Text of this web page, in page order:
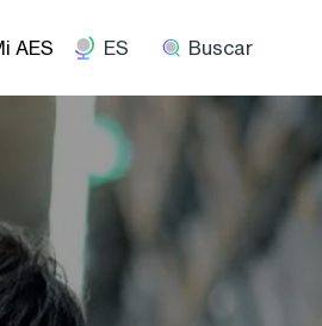
ES Buscar